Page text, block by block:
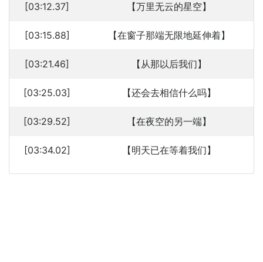
[03:12.37] 【万里无云的星空】
[03:15.88] 【在窗子那端无限地延伸着】
[03:21.46] 【从那以后我们】
[03:25.03] 【还会去相信什么吗】
[03:29.52] 【在夜空的另一端】
[03:34.02] 【明天已在等着我们】